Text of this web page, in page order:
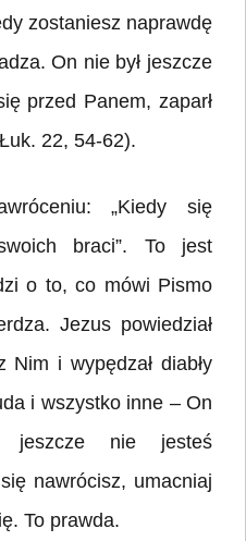
zostaniesz naprawdę
On nie był jeszcze
przed Panem, zaparł
22, 54-62).
„Kiedy się
braci”. To jest
o to, co mówi Pismo
Jezus powiedział
Nim i wypędzał diabły
i wszystko inne – On
jeszcze nie jesteś
nawrócisz, umacniaj
To prawda.